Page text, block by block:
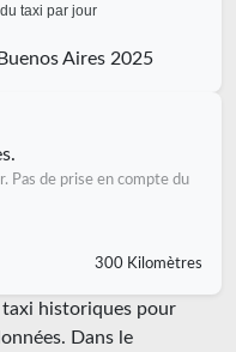
taxi par jour
Aires 2025
Pas de prise en compte du
300 Kilomètres
historiques pour
Dans le